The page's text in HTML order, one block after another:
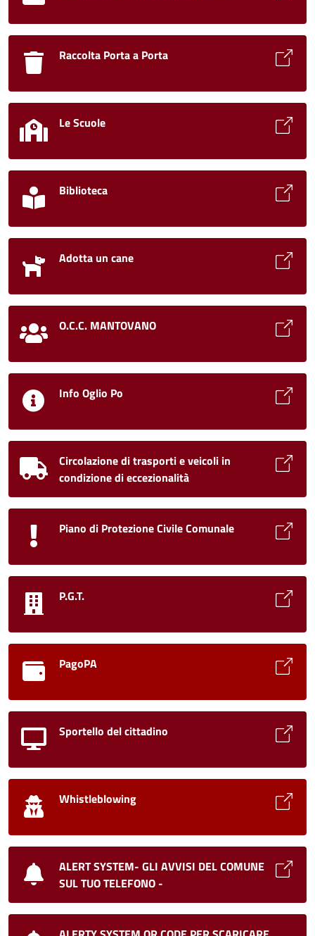
Raccolta Porta a Porta
Le Scuole
Biblioteca
Adotta un cane
O.C.C. MANTOVANO
Info Oglio Po
Circolazione di trasporti e veicoli in
condizione di eccezionalità
Piano di Protezione Civile Comunale
P.G.T.
PagoPA
Sportello del cittadino
Whistleblowing
ALERT SYSTEM- GLI AVVISI DEL COMUNE
SUL TUO TELEFONO -